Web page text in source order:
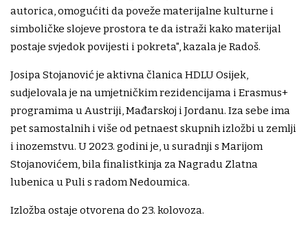
autorica,​ omogućit​i da poveže materijalne kulturne i
simboličke slojeve prostora te da istraži kako materijal
postaje svjedok povijesti i pokreta​", kazala je Radoš​.
Josipa Stojanović je ​aktivna članica HDLU Osijek,
sudjelovala je na umjetničkim rezidencijama i Erasmus+
programima u Austriji, Mađarskoj i Jordanu. Iza sebe ima
pet samostalnih i više od petnaest skupnih izložbi u zemlji
i inozemstvu. U 2023. ​godini je, u suradnji s Marijom
Stojanovićem, bila finalistkinja za Nagradu Zlatna
lubenica u Puli s radom Nedoumica.
Izložba ostaje otvorena do 23. kolovoza.